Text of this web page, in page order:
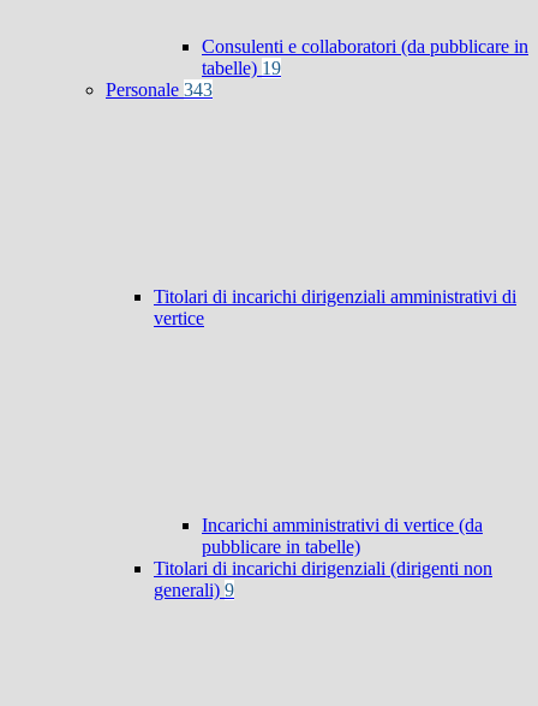
Consulenti e collaboratori (da pubblicare in
tabelle) 19
Personale 343
Titolari di incarichi dirigenziali amministrativi di
vertice
Incarichi amministrativi di vertice (da
pubblicare in tabelle)
Titolari di incarichi dirigenziali (dirigenti non
generali) 9